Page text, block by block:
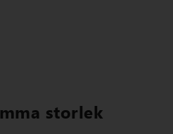
storlek